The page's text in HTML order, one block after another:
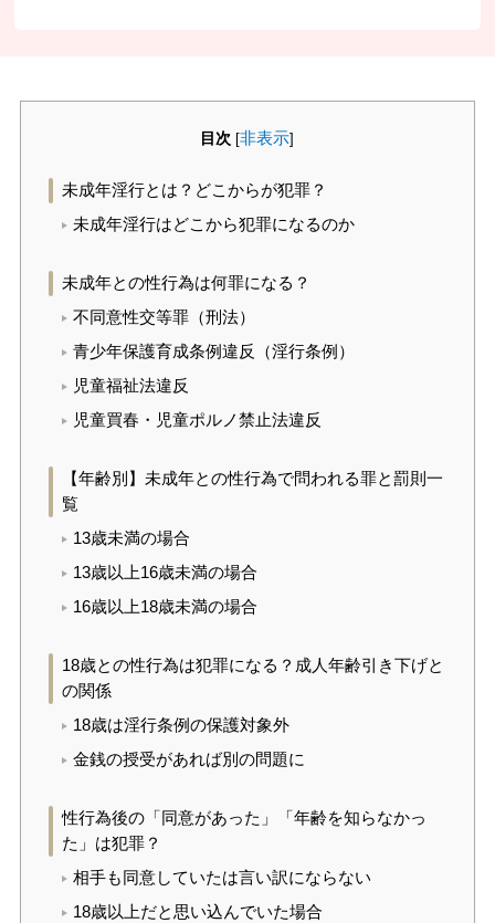
目次 [非表示]
未成年淫行とは？どこからが犯罪？
未成年淫行はどこから犯罪になるのか
未成年との性行為は何罪になる？
不同意性交等罪（刑法）
青少年保護育成条例違反（淫行条例）
児童福祉法違反
児童買春・児童ポルノ禁止法違反
【年齢別】未成年との性行為で問われる罪と罰則一
覧
13歳未満の場合
13歳以上16歳未満の場合
16歳以上18歳未満の場合
18歳との性行為は犯罪になる？成人年齢引き下げと
の関係
18歳は淫行条例の保護対象外
金銭の授受があれば別の問題に
性行為後の「同意があった」「年齢を知らなかっ
た」は犯罪？
相手も同意していたは言い訳にならない
18歳以上だと思い込んでいた場合